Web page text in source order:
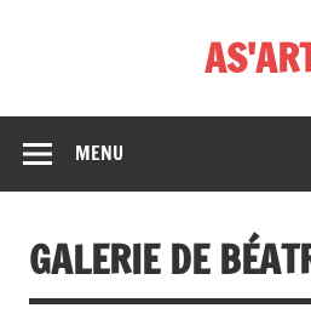
MENU
GALERIE DE